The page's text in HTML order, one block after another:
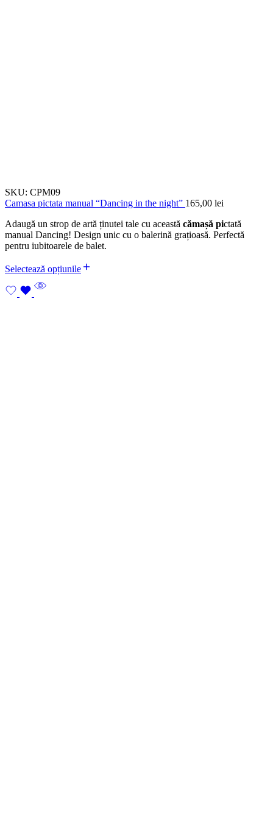
SKU: CPM09
Camasa pictata manual “Dancing in the night” 165,00 lei
Adaugă un strop de artă ținutei tale cu această cămașă pictată
manual Dancing! Design unic cu o balerină grațioasă. Perfectă
pentru iubitoarele de balet.
Selectează opțiunile